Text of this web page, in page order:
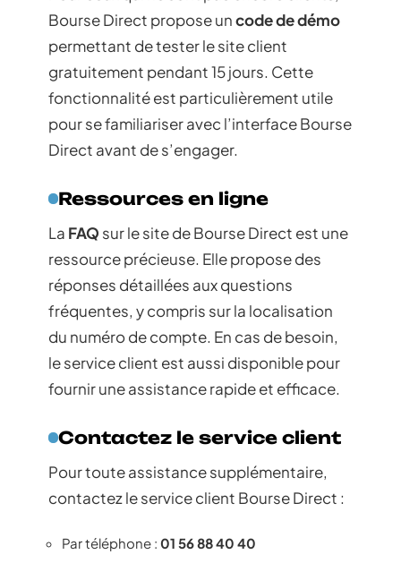
Bourse Direct propose uncode de démo
permettant de tester le site client
gratuitement pendant 15 jours. Cette
fonctionnalité est particulièrement utile
pour se familiariser avec l’interface Bourse
Direct avant de s’engager.
Ressources en ligne
La FAQ sur le site de Bourse Direct est une
ressource précieuse. Elle propose des
réponses détaillées aux questions
fréquentes, y compris sur la localisation
du numéro de compte. En cas de besoin,
le service client est aussi disponible pour
fournir une assistance rapide et efficace.
Contactez le service client
Pour toute assistance supplémentaire,
contactez le service client Bourse Direct :
Par téléphone : 01 56 88 40 40